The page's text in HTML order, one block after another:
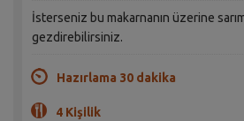
İsterseniz bu makarnanın üzerine
gezdirebilirsiniz.
Hazırlama 30 dakika
4 Kişilik